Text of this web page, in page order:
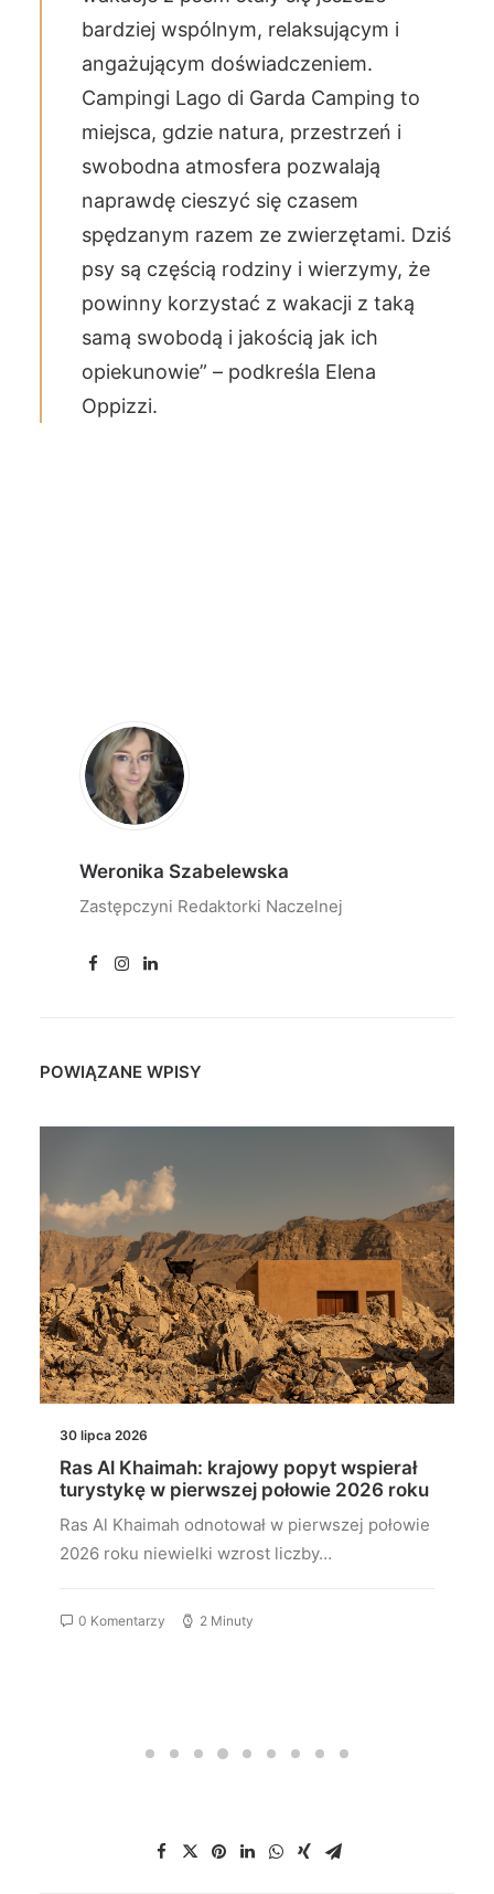
bardziej wspólnym, relaksującym i
angażującym doświadczeniem.
Campingi Lago di Garda Camping to
miejsca, gdzie natura, przestrzeń i
swobodna atmosfera pozwalają
naprawdę cieszyć się czasem
spędzanym razem ze zwierzętami. Dziś
psy są częścią rodziny i wierzymy, że
powinny korzystać z wakacji z taką
samą swobodą i jakością jak ich
opiekunowie” – podkreśla Elena
Oppizzi.
Weronika Szabelewska
Zastępczyni Redaktorki Naczelnej
POWIĄZANE WPISY
30 lipca 2026
Ras Al Khaimah: krajowy popyt wspierał
turystykę w pierwszej połowie 2026 roku
Ras Al Khaimah odnotował w pierwszej połowie
2026 roku niewielki wzrost liczby…
0 Komentarzy 2 Minuty